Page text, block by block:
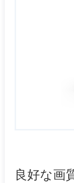
良好な画